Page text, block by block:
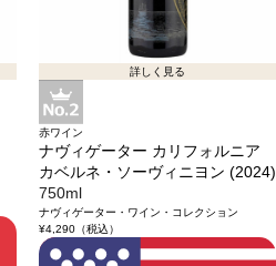
詳しく見る
赤ワイン
ナヴィゲーター カリフォルニア
カベルネ・ソーヴィニヨン (2024)
750ml
ナヴィゲーター・ワイン・コレクション
¥4,290（税込）